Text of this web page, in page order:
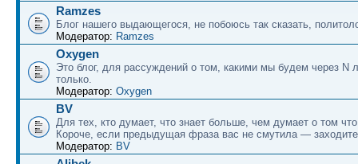
Ramzes
Блог нашего выдающегося, не побоюсь так сказать,
Модератор: Ramzes
Oxygen
Это блог, для рассуждений о том, какими мы будем через N
только.
Модератор: Oxygen
BV
Для тех, кто думает, что знает больше, чем думает о том что
Короче, если предыдущая фраза вас не смутила —
Модератор: BV